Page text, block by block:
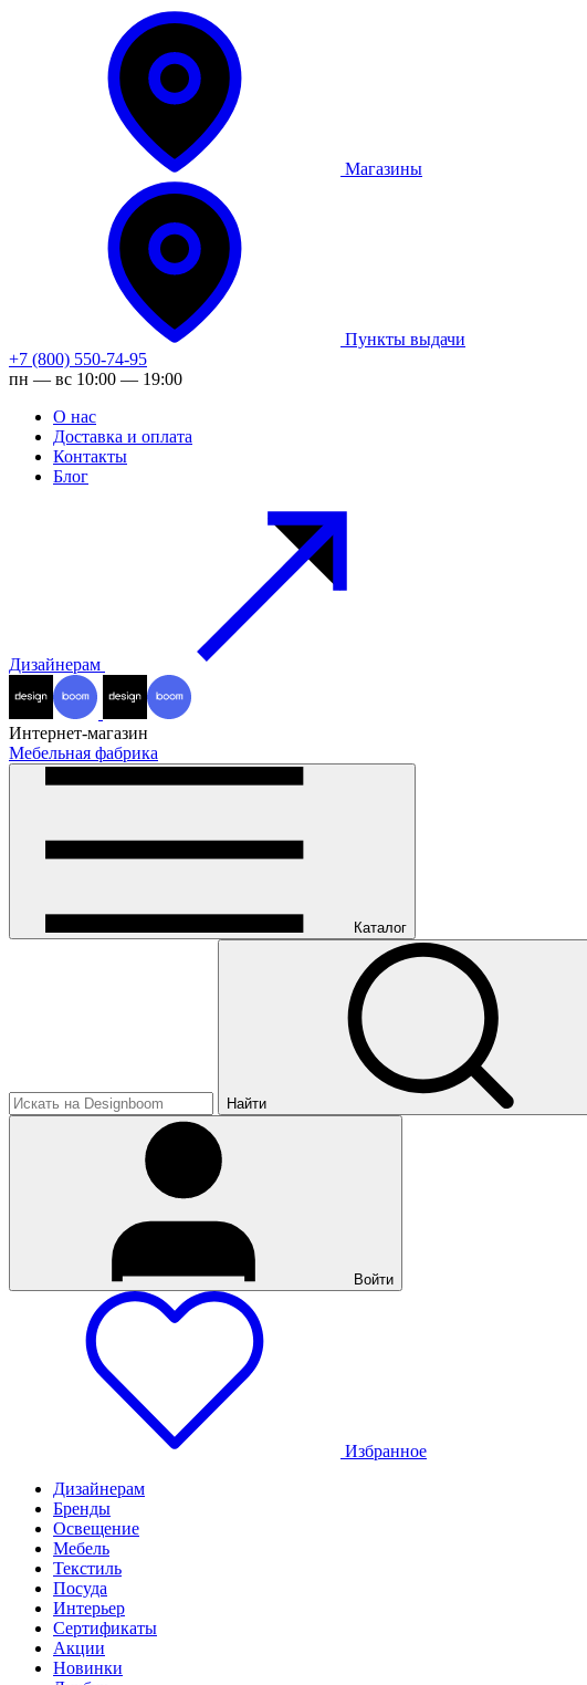
Магазины
Пункты выдачи
+7 (800) 550-74-95
пн — вс 10:00 — 19:00
О нас
Доставка и оплата
Контакты
Блог
Дизайнерам
Интернет-магазин
Мебельная фабрика
Каталог
Найти
Войти
Избранное
Дизайнерам
Бренды
Освещение
Мебель
Текстиль
Посуда
Интерьер
Сертификаты
Акции
Новинки